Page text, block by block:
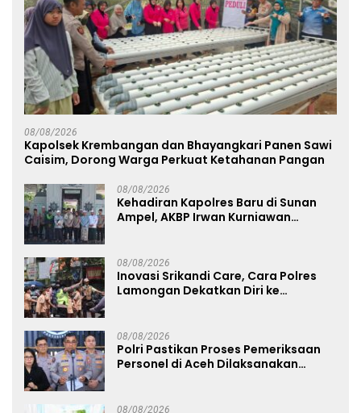
08/08/2026
Kapolsek Krembangan dan Bhayangkari Panen Sawi
Caisim, Dorong Warga Perkuat Ketahanan Pangan
08/08/2026
Kehadiran Kapolres Baru di Sunan
Ampel, AKBP Irwan Kurniawan
08/08/2026
Inovasi Srikandi Care, Cara Polres
Lamongan Dekatkan Diri ke
08/08/2026
Polri Pastikan Proses Pemeriksaan
Personel di Aceh Dilaksanakan
08/08/2026